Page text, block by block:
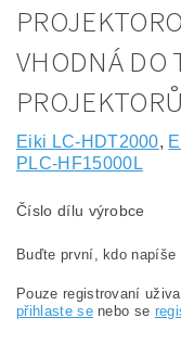
VHODNÁ DO
Eiki LC-HDT2000,
PLC-HF15000L
Číslo dílu výrobce
Buďte první, kdo
Pouze registrovaní
přihlaste senebo se